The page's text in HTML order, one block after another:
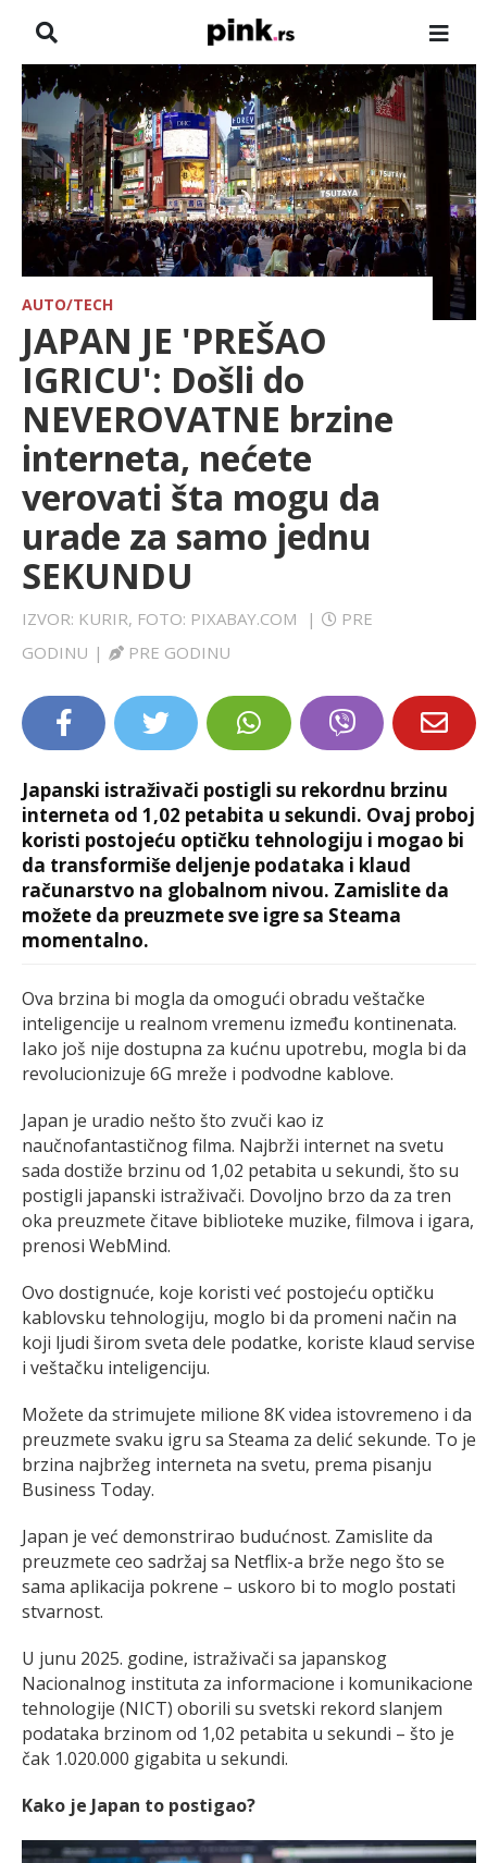
NASLOVNA
VESTI
ZADRUGA
SHOWBIZ
HRONIKA
FARMERI
TV
SPORT
LIFESTYLE
EXTRA
AUTO/TECH
JAPAN JE 'PREŠAO
IGRICU': Došli do
NEVEROVATNE brzine
interneta, nećete
verovati šta mogu da
urade za samo jednu
SEKUNDU
IZVOR: KURIR, FOTO: PIXABAY.COM |
PRE
GODINU | PRE GODINU
Japanski istraživači postigli su rekordnu brzinu
interneta od 1,02 petabita u sekundi. Ovaj proboj
koristi postojeću optičku tehnologiju i mogao bi
da transformiše deljenje podataka i klaud
računarstvo na globalnom nivou. Zamislite da
možete da preuzmete sve igre sa Steama
momentalno.
Ova brzina bi mogla da omogući obradu veštačke
inteligencije u realnom vremenu između kontinenata.
Iako još nije dostupna za kućnu upotrebu, mogla bi da
revolucionizuje 6G mreže i podvodne kablove.
Japan je uradio nešto što zvuči kao iz
naučnofantastičnog filma. Najbrži internet na svetu
sada dostiže brzinu od 1,02 petabita u sekundi, što su
postigli japanski istraživači. Dovoljno brzo da za tren
oka preuzmete čitave biblioteke muzike, filmova i igara,
prenosi WebMind.
Ovo dostignuće, koje koristi već postojeću optičku
kablovsku tehnologiju, moglo bi da promeni način na
koji ljudi širom sveta dele podatke, koriste klaud servise
i veštačku inteligenciju.
Možete da strimujete milione 8K videa istovremeno i da
preuzmete svaku igru sa Steama za delić sekunde. To je
brzina najbržeg interneta na svetu, prema pisanju
Business Today.
Japan je već demonstrirao budućnost. Zamislite da
preuzmete ceo sadržaj sa Netflix-a brže nego što se
sama aplikacija pokrene – uskoro bi to moglo postati
stvarnost.
U junu 2025. godine, istraživači sa japanskog
Nacionalnog instituta za informacione i komunikacione
tehnologije (NICT) oborili su svetski rekord slanjem
podataka brzinom od 1,02 petabita u sekundi – što je
čak 1.020.000 gigabita u sekundi.
Kako je Japan to postigao?